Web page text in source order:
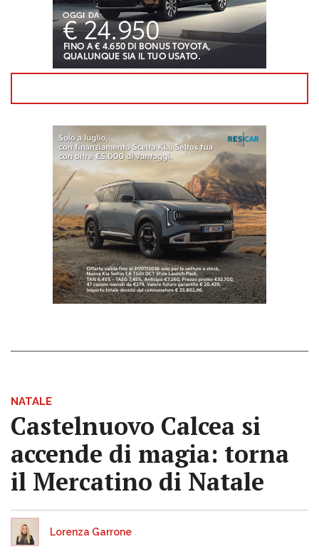
NATALE
Castelnuovo Calcea si
accende di magia: torna
il Mercatino di Natale
Lorenza Garrone